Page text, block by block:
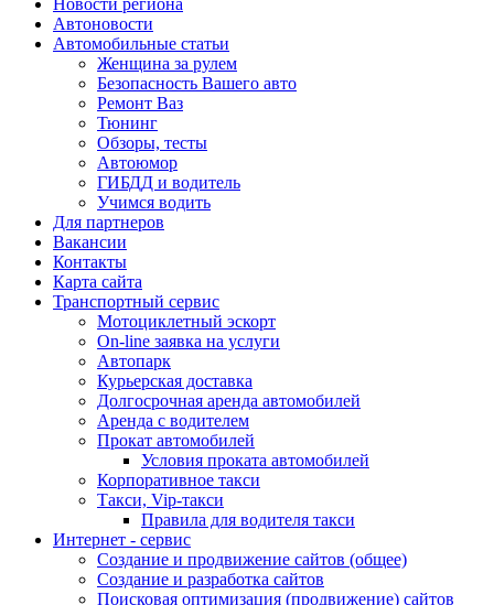
Автоновости
Автомобильные статьи
Женщина за рулем
Безопасность Вашего авто
Ремонт Ваз
Тюнинг
Обзоры, тесты
Автоюмор
ГИБДД и водитель
Учимся водить
Для партнеров
Вакансии
Контакты
Карта сайта
Транспортный сервис
Мотоциклетный эскорт
On-line заявка на услуги
Автопарк
Курьерская доставка
Долгосрочная аренда автомобилей
Аренда с водителем
Прокат автомобилей
Условия проката автомобилей
Корпоративное такси
Такси, Vip-такси
Правила для водителя такси
Интернет - сервис
Создание и продвижение сайтов (общее)
Создание и разработка сайтов
Поисковая оптимизация (продвижение) сайтов